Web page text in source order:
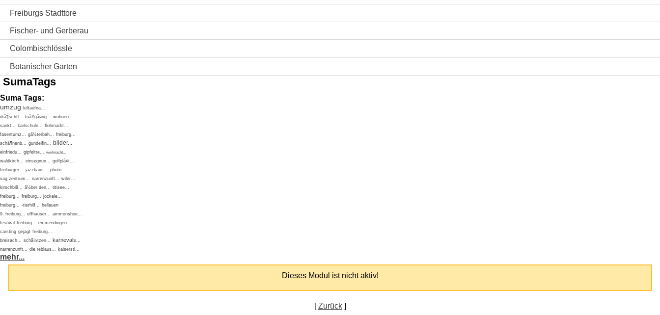
Freiburgs Stadttore
Fischer- und Gerberau
Colombischlössle
Botanischer Garten
SumaTags
Suma Tags:
umzug
luftaufna...
drã¶schfl... fuãŸgã¤ng... wohnen
sankt... karlschule... flohmarkt...
fasentumz... gã½terbah... freiburg...
schã¶nenb... gundelfin... bilder...
einfriedu... gipfeltre... weihnacht...
waldkirch... einsegnun... golfplã¢t...
freiburger... jazzhaus... photo...
vag zentrum... narrenzunft... wiler...
kirschblã... ã½ber den... titisee...
freiburg... freiburg... jockele...
freiburg... -tierhilf... hellauen
9. freiburg... uffhauser... ammonshoe...
festival freiburg... emmendingen...
carsting gejagt freiburg...
breisach... schã½tzen... karnevals...
narrenzunft... die reblaus... kaisersti...
mehr...
Dieses Modul ist nicht aktiv!
Zurück]